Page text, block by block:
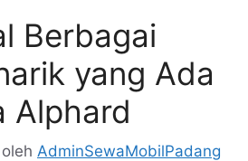
Berbagai
yang Ada
Alphard
oleh AdminSewaMobilPadang